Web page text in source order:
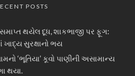
POSTS
થયેલ દૂધ, શાકભાજી પર ફૂગ:
ખાદ્ય સુરક્ષાનો ભય
‘ભૂતિયા’ કૂવો પાણીની અસામાન્ય
થયા.